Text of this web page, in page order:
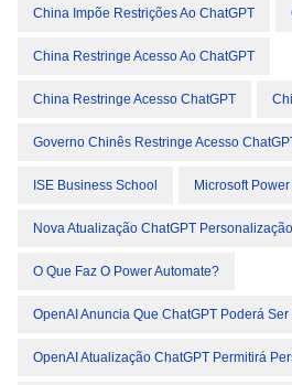
China Impõe Restrições Ao ChatGPT
China Restringe Acesso Ao ChatGPT
China Restringe Acesso ChatGPT
Governo Chinês Restringe Acesso
ISE Business School Microsoft
Nova Atualização ChatGPT Personalização
O Que Faz O Power Automate?
OpenAI Anuncia Que ChatGPT Poderá
OpenAI Atualização ChatGPT Permitirá